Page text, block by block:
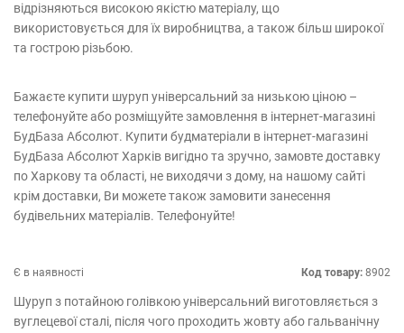
відрізняються високою якістю матеріалу, що
використовується для їх виробництва, а також більш широкої
та гострою різьбою.
Бажаєте купити шуруп універсальний за низькою ціною –
телефонуйте або розміщуйте замовлення в інтернет-магазині
БудБаза Абсолют. Купити будматеріали в інтернет-магазині
БудБаза Абсолют Харків вигідно та зручно, замовте доставку
по Харкову та області, не виходячи з дому, на нашому сайті
крім доставки, Ви можете також замовити занесення
будівельних матеріалів. Телефонуйте!
Є в наявності Код товару: 8902
Шуруп з потайною голівкою універсальний виготовляється з
вуглецевої сталі, після чого проходить жовту або гальванічну